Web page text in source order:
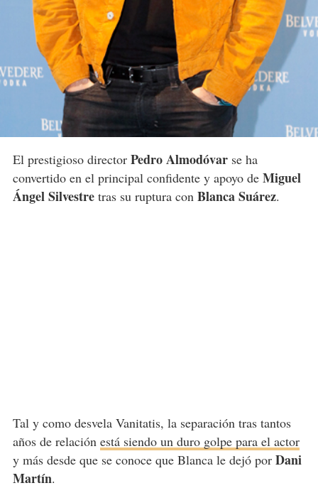
El prestigioso director Pedro Almodóvarse ha
convertido en el principal confidente y apoyo de Miguel
Ángel Silvestretras su ruptura con Blanca Suárez.
Tal y como desvela Vanitatis, la separación tras tantos
años de relación está siendo un duro golpe para el actor
y más desde que se conoce que Blanca le dejó por Dani
Martín.